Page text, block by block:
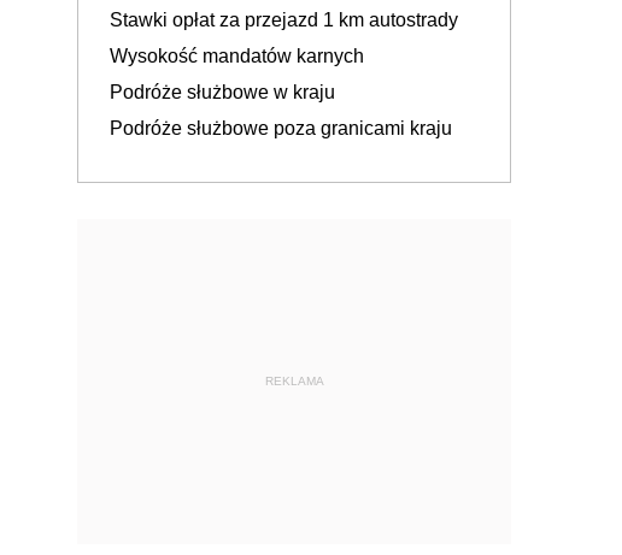
Stawki opłat za przejazd 1 km autostrady
Wysokość mandatów karnych
Podróże służbowe w kraju
Podróże służbowe poza granicami kraju
REKLAMA